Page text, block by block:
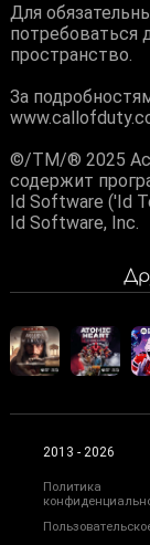
Для
потребоваться
пространство.
За
©/TM/® 2025
содержит
Id Software ('Id
Id Software, Inc.
2013 - 2026
Политика